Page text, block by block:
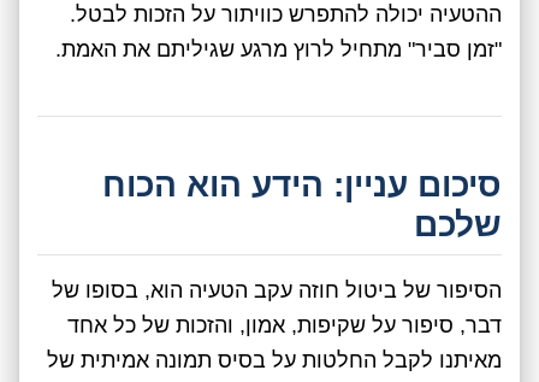
ההטעיה יכולה להתפרש כוויתור על הזכות לבטל.
"זמן סביר" מתחיל לרוץ מרגע שגיליתם את האמת.
סיכום עניין: הידע הוא הכוח
שלכם
הסיפור של ביטול חוזה עקב הטעיה הוא, בסופו של
דבר, סיפור על שקיפות, אמון, והזכות של כל אחד
מאיתנו לקבל החלטות על בסיס תמונה אמיתית של